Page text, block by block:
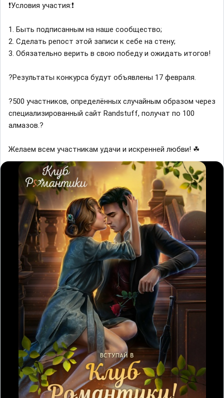
❗Условия участия:❗
1. Быть подписанным на наше сообщество;
2. Сделать репост этой записи к себе на стену;
3. Обязательно верить в свою победу и ожидать итогов!
?Результаты конкурса будут объявлены 17 февраля.
?500 участников, определённых случайным образом через
специализированный сайт Randstuff, получат по 100
алмазов.?
Желаем всем участникам удачи и искренней любви! ☘